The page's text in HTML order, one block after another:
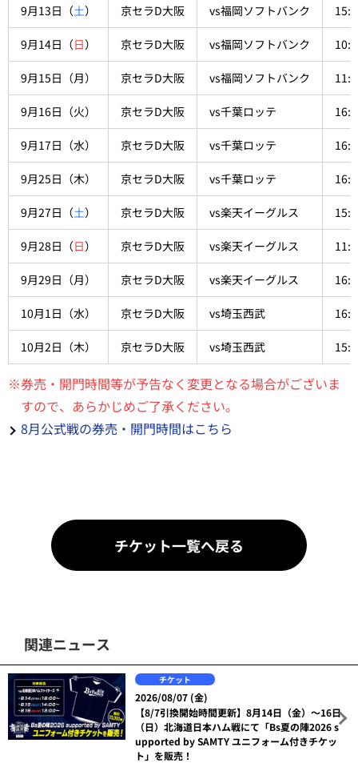
9月13日（土） 京セラD大阪 vs福岡ソフトバンク
9月14日（日） 京セラD大阪 vs福岡ソフトバンク
9月15日（月） 京セラD大阪 vs福岡ソフトバンク
9月16日（火） 京セラD大阪 vs千葉ロッテ
9月17日（水） 京セラD大阪 vs千葉ロッテ
9月25日（木） 京セラD大阪 vs千葉ロッテ
9月27日（土） 京セラD大阪 vs楽天イーグルス
9月28日（日） 京セラD大阪 vs楽天イーグルス
9月29日（月） 京セラD大阪 vs楽天イーグルス
10月1日（水） 京セラD大阪 vs埼玉西武
10月2日（木） 京セラD大阪 vs埼玉西武
※券売・開門時間等が予告なく変更となる場合がございま
すので、あらかじめご了承ください。
8月公式戦の券売・開門時間はこちら
チケット一覧へ戻る
関連ニュース
チケット
2026/08/07 (金)
【8/7引換開始時間更新】8月14日（金）～16日
（日）北海道日本ハム戦にて「Bs夏の陣2026 s
upported by SAMTY ユニフォーム付きチケッ
ト」を販売！